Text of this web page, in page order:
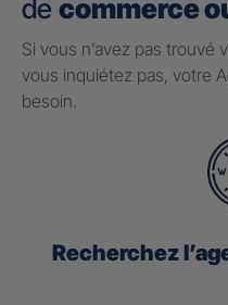
de commerce
Si vous n’avez pas trouvé
vous inquiétez pas, votre
besoin.
Recherchez